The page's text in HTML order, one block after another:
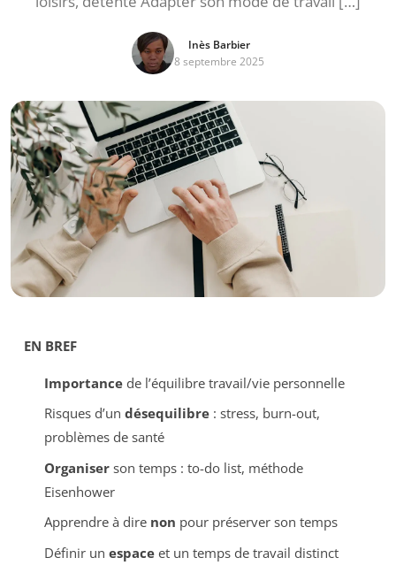
Inès Barbier
8 septembre 2025
EN BREF
Importancede l’équilibre travail/vie personnelle
Risques d’un désequilibre: stress, burn-out,
problèmes de santé
Organiserson temps : to-do list, méthode
Eisenhower
Apprendre à dire non pour préserver son temps
Définir un espaceet un temps de travail distinct